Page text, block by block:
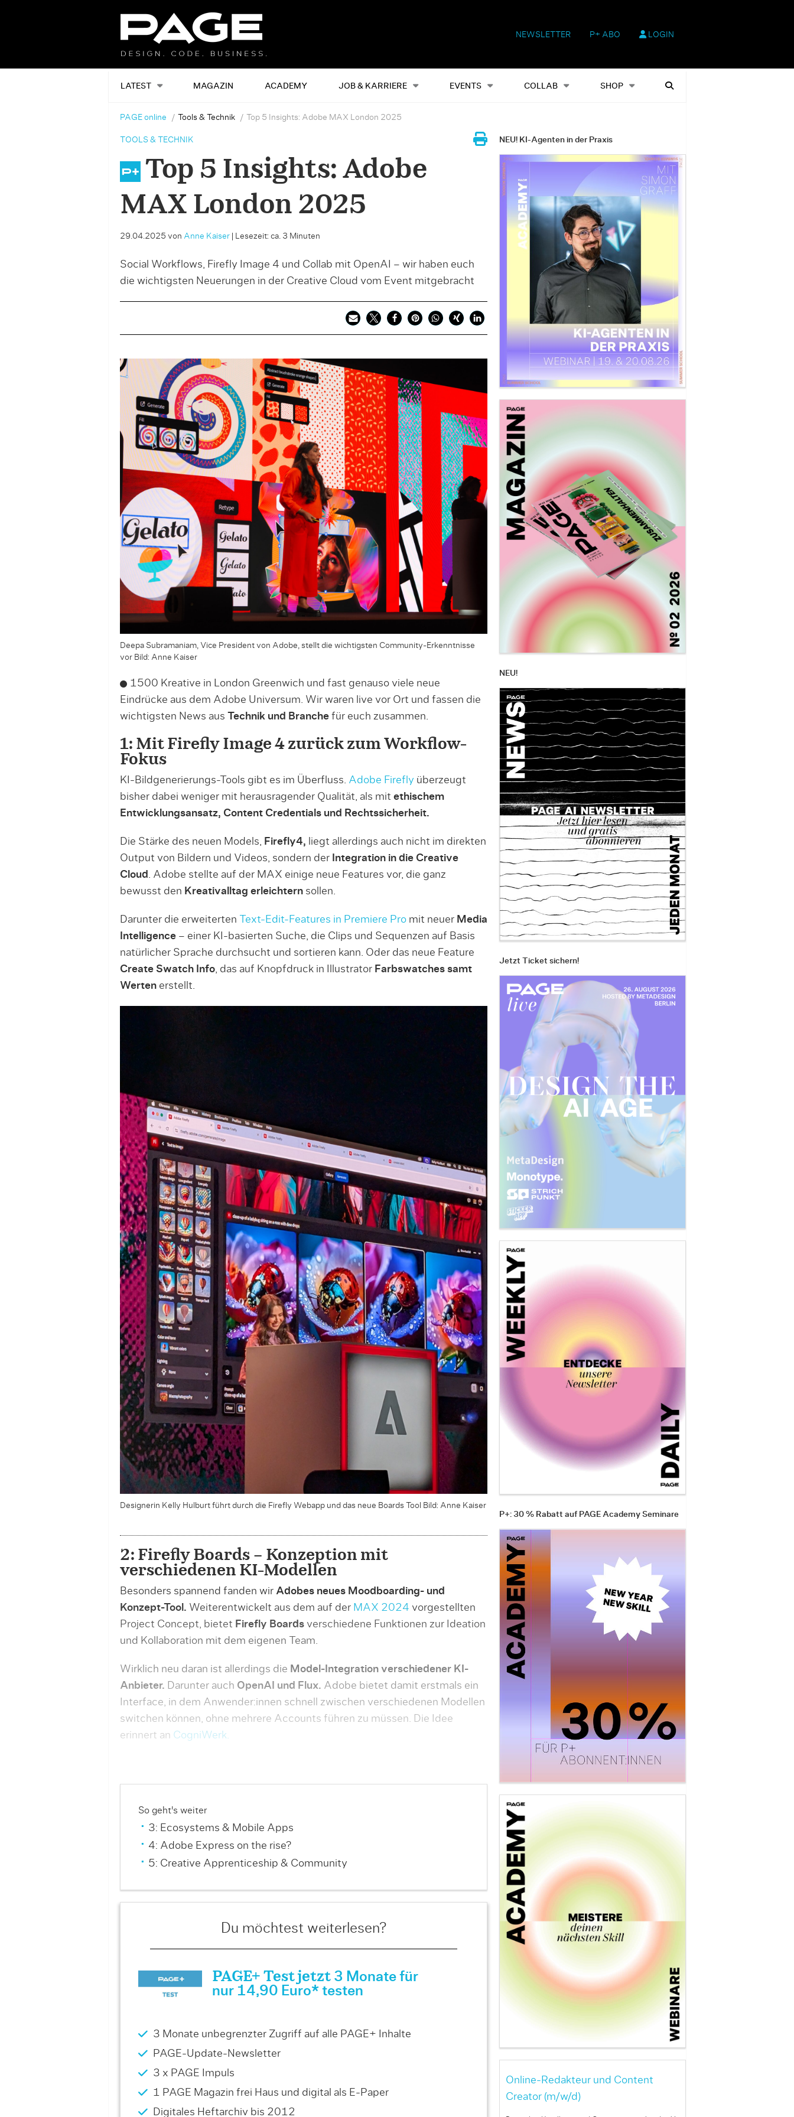
NEWSLETTER P+ ABO LOGIN
LATEST MAGAZIN ACADEMY JOB & KARRIERE EVENTS COLLAB SHOP
Alles Events Shop Heftausgaben Suchen
PAGE online Tools & Technik Top 5 Insights: Adobe MAX London 2025
TOOLS & TECHNIK
Top 5 Insights: Adobe
MAX London 2025
29.04.2025 von Anne Kaiser| Lesezeit: ca. 3 Minuten
Social Workflows, Firefly Image 4 und Collab mit OpenAI – wir haben euch
die wichtigsten Neuerungen in der Creative Cloud vom Event mitgebracht
Deepa Subramaniam, Vice President von Adobe, stellt die wichtigsten Community-Erkenntnisse
vor Bild: Anne Kaiser
1500 Kreative in London Greenwich und fast genauso viele neue
Eindrücke aus dem Adobe Universum. Wir waren live vor Ort und fassen die
wichtigsten News aus Technik und Branchefür euch zusammen.
1: Mit Firefly Image 4 zurück zum Workflow-
Fokus
KI-Bildgenerierungs-Tools gibt es im Überfluss. Adobe Firefly überzeugt
bisher dabei weniger mit herausragender Qualität, als mit ethischem
Entwicklungsansatz, Content Credentials und Rechtssicherheit.
Die Stärke des neuen Models, Firefly4, liegt allerdings auch nicht im direkten
Output von Bildern und Videos, sondern der Integration in die Creative
Cloud . Adobe stellte auf der MAX einige neue Features vor, die ganz
bewusst den Kreativalltag erleichternsollen.
Darunter die erweiterten Text-Edit-Features in Premiere Promit neuer Media
Intelligence– einer KI-basierten Suche, die Clips und Sequenzen auf Basis
natürlicher Sprache durchsucht und sortieren kann. Oder das neue Feature
Create Swatch Info, das auf Knopfdruck in Illustrator Farbswatches samt
Wertenerstellt.
Designerin Kelly Hulburt führt durch die Firefly Webapp und das neue Boards Tool Bild: Anne Kaiser
2: Firefly Boards – Konzeption mit
verschiedenen KI-Modellen
Besonders spannend fanden wir Adobes neues Moodboarding- und
Konzept-Tool. Weiterentwickelt aus dem auf der MAX 2024 vorgestellten
Project Concept, bietet Firefly Boardsverschiedene Funktionen zur Ideation
und Kollaboration mit dem eigenen Team.
Wirklich neu daran ist allerdings die Model-Integration verschiedener KI-
Anbieter. Darunter auch OpenAI und Flux. Adobe bietet damit erstmals ein
Interface, in dem Anwender:innen schnell zwischen verschiedenen Modellen
switchen können, ohne mehrere Accounts führen zu müssen. Die Idee
erinnert an CogniWerk.
So geht's weiter
3: Ecosystems & Mobile Apps
4: Adobe Express on the rise?
5: Creative Apprenticeship & Community
Du möchtest weiterlesen?
PAGE+ Test jetzt 3 Monate für
nur 14,90 Euro* testen
3 Monate unbegrenzter Zugriff auf alle PAGE+ Inhalte
PAGE-Update-Newsletter
3 x PAGE Impuls
1 PAGE Magazin frei Haus und digital als E-Paper
Digitales Heftarchiv bis 2012
NEU! KI-Agenten in der Praxis
NEU!
Jetzt Ticket sichern!
P+: 30 % Rabatt auf PAGE Academy Seminare
Online-Redakteur und Content
Creator (m/w/d)